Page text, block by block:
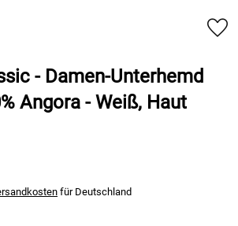
- Damen-Unterhemd
Angora - Weiß, Haut
für Deutschland